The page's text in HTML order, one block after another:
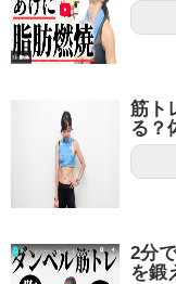
筋ト
る？
2分
を鍛